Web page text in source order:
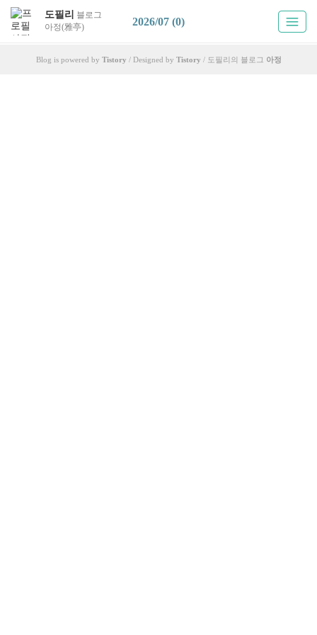
도필리 블로그
아정(雅亭)
2026/07 (0)
Blog is powered by Tistory / Designed by Tistory / 도필리의 블로그 아정